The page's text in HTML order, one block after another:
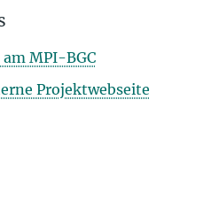
am MPI-BGC
Projektwebseite